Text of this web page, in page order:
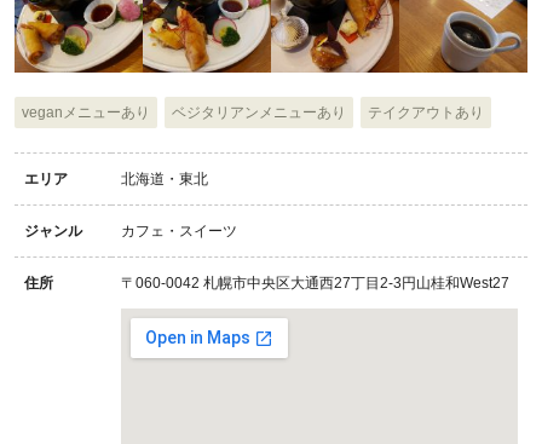
veganメニューあり ベジタリアンメニューあり テイクアウトあり
エリア 北海道・東北
ジャンル カフェ・スイーツ
住所 〒060-0042 札幌市中央区大通西27丁目2-3円山桂和West27